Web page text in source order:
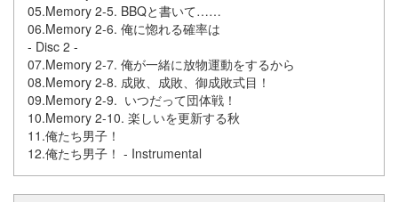
05.Memory 2-5. BBQと書いて……
06.Memory 2-6. 俺に惚れる確率は
- Disc 2 -
07.Memory 2-7. 俺が一緒に放物運動をするから
08.Memory 2-8. 成敗、成敗、御成敗式目！
09.Memory 2-9. いつだって団体戦！
10.Memory 2-10. 楽しいを更新する秋
11.俺たち男子！
12.俺たち男子！ - Instrumental